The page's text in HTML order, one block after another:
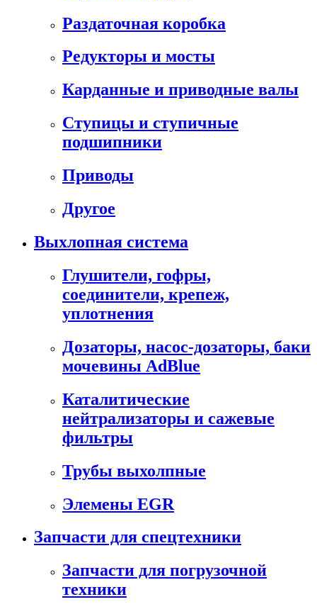
Раздаточная коробка
Редукторы и мосты
Карданные и приводные валы
Ступицы и ступичные
подшипники
Приводы
Другое
Выхлопная система
Глушители, гофры,
соединители, крепеж,
уплотнения
Дозаторы, насос-дозаторы, баки
мочевины AdBlue
Каталитические
нейтрализаторы и сажевые
фильтры
Трубы выхолпные
Элемены EGR
Запчасти для спецтехники
Запчасти для погрузочной
техники